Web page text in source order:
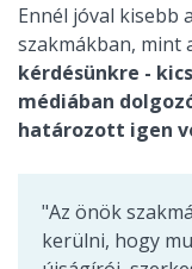
Ennél jóval kisebb
szakmákban, mint
kérdésünkre -
médiában
határozott igen
"Az önök
kerülni, hogy